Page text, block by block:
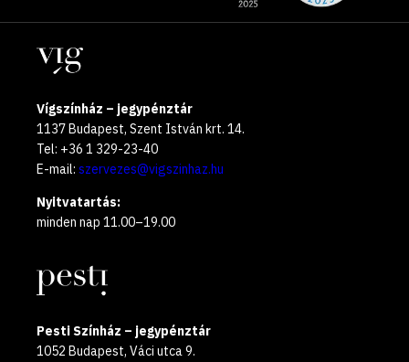
oldalak
year
Helyszínek
Vígszínház – jegypénztár
1137 Budapest, Szent István krt. 14.
Tel: +36 1 329-23-40
E-mail: szervezes@vigszinhaz.hu
Nyitvatartás:
minden nap 11.00–19.00
Pesti Színház – jegypénztár
1052 Budapest, Váci utca 9.